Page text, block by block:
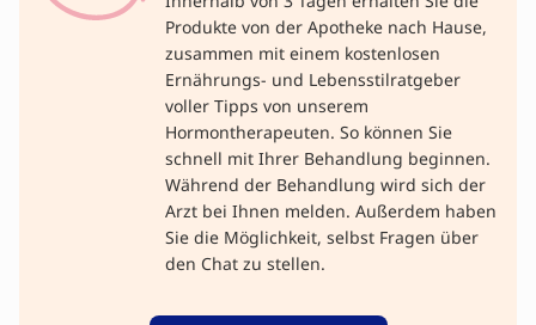
Produkte von der Apotheke nach Hause,
zusammen mit einem kostenlosen
Ernährungs- und Lebensstilratgeber
voller Tipps von unserem
Hormontherapeuten. So können Sie
schnell mit Ihrer Behandlung beginnen.
Während der Behandlung wird sich der
Arzt bei Ihnen melden. Außerdem haben
Sie die Möglichkeit, selbst Fragen über
den Chat zu stellen.